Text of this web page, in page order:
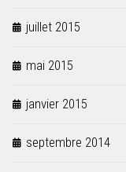
juillet 2015
mai 2015
janvier 2015
septembre 2014